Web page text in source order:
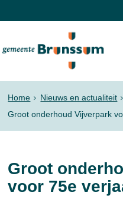
Home Nieuws en actualiteit
Groot onderhoud Vijverpark
Groot
voor 75e